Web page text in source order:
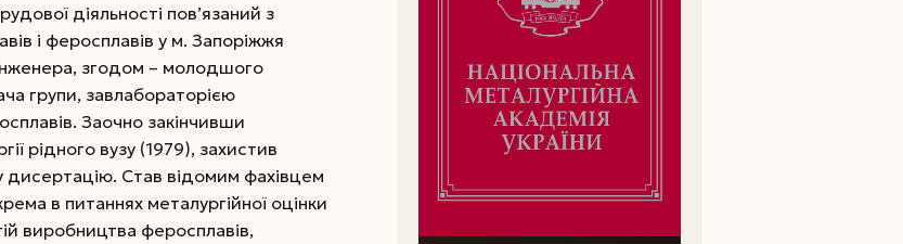
діяльності пов’язаний з
і феросплавів у м. Запоріжжя
згодом – молодшого
групи, завлабораторією
Заочно закінчивши
рідного вузу (1979), захистив
дисертацію. Став відомим фахівцем
в питаннях металургійної оцінки
виробництва феросплавів,